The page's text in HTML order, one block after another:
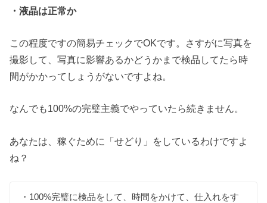
・液晶は正常か
この程度ですの簡易チェックでOKです。さすがに写真を
撮影して、写真に影響あるかどうかまで検品してたら時
間がかかってしょうがないですよね。
なんでも100%の完璧主義でやっていたら続きません。
あなたは、稼ぐために「せどり」をしているわけですよ
ね？
・100%完璧に検品をして、時間をかけて、仕入れをす